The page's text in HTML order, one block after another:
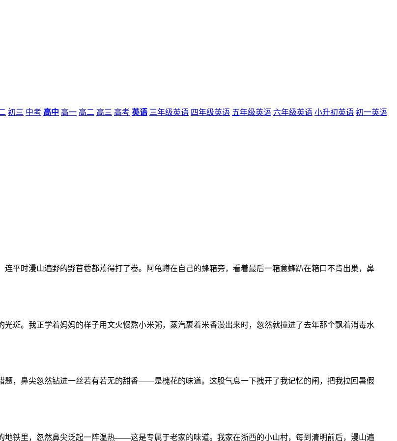
初三 中考 高中 高一 高二 高三 高考 英语 三年级英语 四年级英语 五年级英语 六年级英语 小升初英语 初一英语
平时漫山遍野的野苜蓿都蔫得打了卷。阿龟蹲在自己的蜂箱旁，看着最后一箱意蜂趴在箱口不肯出巢，鼻
斑。我正学着妈妈的样子用文火慢熬小米粥，蒸汽裹着米香漫出来时，忽然就撞进了去年那个飘着消毒水
题，鼻尖忽然钻进一丝若有若无的甜香——是槐花的味道。这股气息一下拽开了我记忆的闸，把我拉回暑假
地铁里，忽然鼻尖泛起一阵温热——这是专属于老家的味道。我家在浙西的小山村，每到清明前后，漫山遍